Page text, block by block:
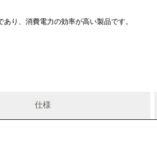
り、消費電力の効率が高い製品です。
仕様